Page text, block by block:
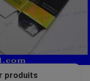
produits